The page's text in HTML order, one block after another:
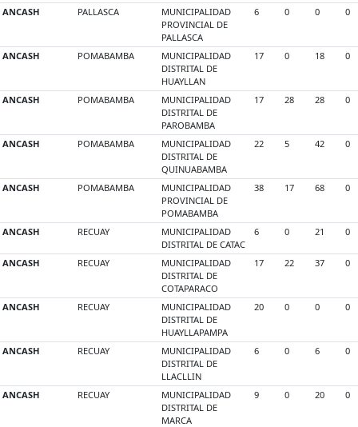
ANCASH PALLASCA
MUNICIPALIDAD
PROVINCIAL DE
PALLASCA
6 0 0 0
ANCASH POMABAMBA
MUNICIPALIDAD
DISTRITAL DE
HUAYLLAN
17 0 18 0
ANCASH POMABAMBA
MUNICIPALIDAD
DISTRITAL DE
PAROBAMBA
17 28 28 0
ANCASH POMABAMBA
MUNICIPALIDAD
DISTRITAL DE
QUINUABAMBA
22 5 42 0
ANCASH POMABAMBA
MUNICIPALIDAD
PROVINCIAL DE
POMABAMBA
38 17 68 0
ANCASH RECUAY
MUNICIPALIDAD
DISTRITAL DE CATAC
6 0 21 0
ANCASH RECUAY
MUNICIPALIDAD
DISTRITAL DE
COTAPARACO
17 22 37 0
ANCASH RECUAY
MUNICIPALIDAD
DISTRITAL DE
HUAYLLAPAMPA
20 0 0 0
ANCASH RECUAY
MUNICIPALIDAD
DISTRITAL DE
LLACLLIN
6 0 6 0
ANCASH RECUAY
MUNICIPALIDAD
DISTRITAL DE
MARCA
9 0 20 0